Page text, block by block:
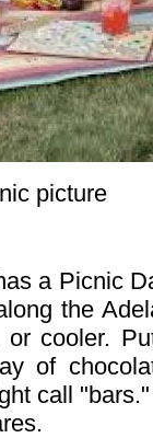
picture
a Picnic
the
cooler.
of
call